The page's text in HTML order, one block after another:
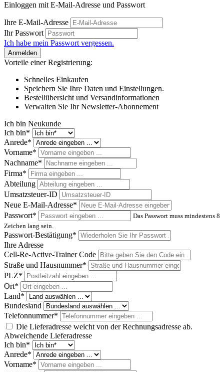
Einloggen mit E-Mail-Adresse und Passwort
Ihre E-Mail-Adresse
Ihr Passwort
Ich habe mein Passwort vergessen.
Anmelden
Vorteile einer Registrierung:
Schnelles Einkaufen
Speichern Sie Ihre Daten und Einstellungen.
Bestellübersicht und Versandinformationen
Verwalten Sie Ihr Newsletter-Abonnement
Ich bin Neukunde
Ich bin*
Anrede*
Vorname*
Nachname*
Firma*
Abteilung
Umsatzsteuer-ID
Neue E-Mail-Adresse*
Passwort*
Das Passwort muss mindestens 8
Zeichen lang sein.
Passwort-Bestätigung*
Ihre Adresse
Cell-Re-Active-Trainer Code
Straße und Hausnummer*
PLZ*
Ort*
Land*
Bundesland
Telefonnummer*
Die Lieferadresse weicht von der Rechnungsadresse ab.
Abweichende Lieferadresse
Ich bin*
Anrede*
Vorname*